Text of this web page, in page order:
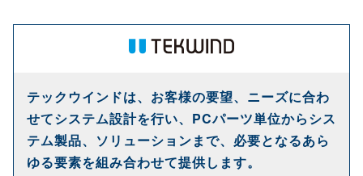
テックウインドは、お客様の要望、ニーズに合わ
せてシステム設計を行い、PCパーツ単位からシス
テム製品、ソリューションまで、必要となるあら
ゆる要素を組み合わせて提供します。